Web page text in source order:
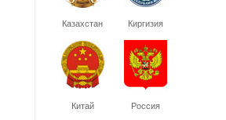
Казахстан Киргизия
Китай Россия